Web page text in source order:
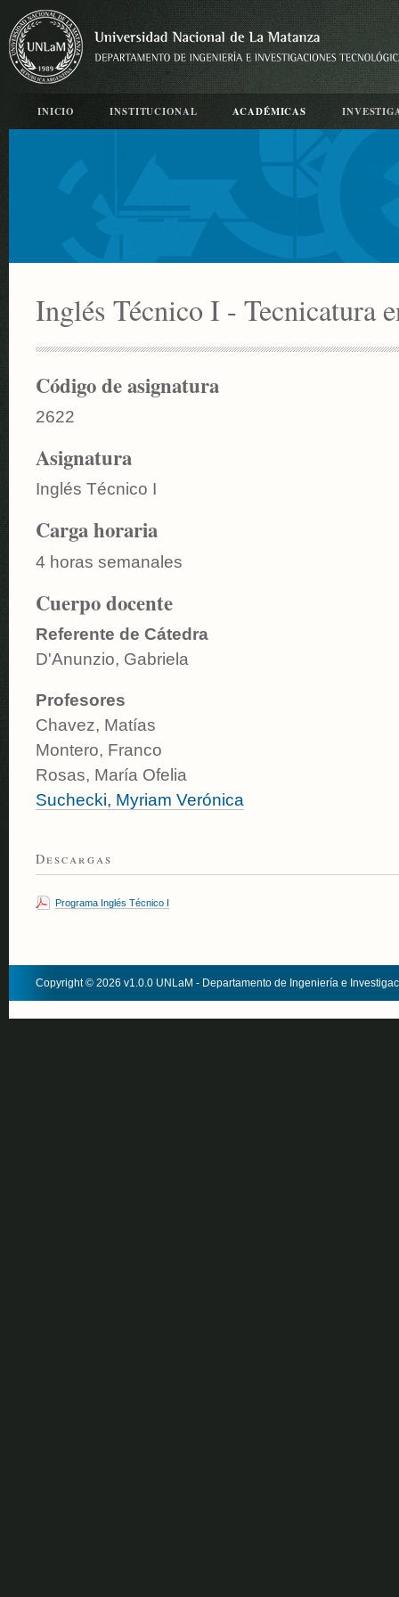
INICIO INSTITUCIONAL ACADÉMICAS
Inglés Técnico I - Tecnicatura
Código de asignatura
2622
Asignatura
Inglés Técnico I
Carga horaria
4 horas semanales
Cuerpo docente
Referente de Cátedra
D'Anunzio, Gabriela
Profesores
Chavez, Matías
Montero, Franco
Rosas, María Ofelia
Suchecki, Myriam Verónica
Descargas
Programa Inglés Técnico I
Copyright © 2026 v1.0.0 UNLaM - Departamento de Ingeniería e